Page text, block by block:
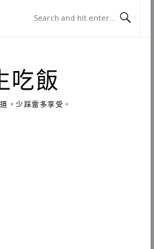
吃飯
，少踩雷多享受。